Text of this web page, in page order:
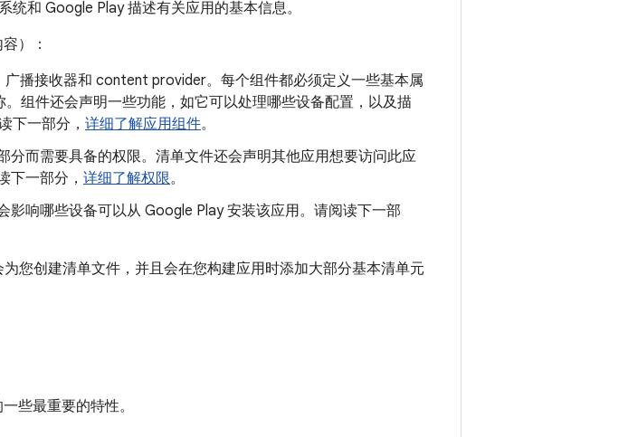
和 Google Play 描述有关应用的基本信息。
）：
播接收器和 content provider。每个组件都必须定义一些基本属
组件还会声明一些功能，如它可以处理哪些设备配置，以及描
下一部分， 详细了解应用组件。
分而需要具备的权限。清单文件还会声明其他应用想要访问此应
下一部分， 详细了解权限。
影响哪些设备可以从 Google Play 安装该应用。请阅读下一部
您创建清单文件，并且会在您构建应用时添加大部分基本清单元
些最重要的特性。